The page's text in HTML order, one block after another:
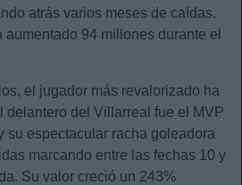
atrás varios meses de caídas.
aumentado 94 millones durante el
el jugador más revalorizado ha
delantero del Villarreal fue el MVP
su espectacular racha goleadora
marcando entre las fechas 10 y
Su valor creció un 243%